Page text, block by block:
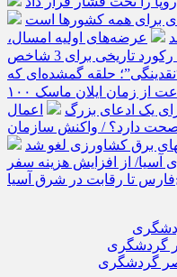
برای همه کشورها است
عرضه‌های اولیه امسال،
ثبت بالاترین رکورد تاریخی برای 3 شاخص
حلقه گمشده‌ای که
یک ساعت از زمان ایلان ماسک ۱۰۰
یک ادعای بزرگ
اعمال
صحت دارد؟ / واکنش سازمان
برق کشاورزی لغو شد
آسیا/ از افزایش هزینه سفر
تا رقابت در شرق آسیا
گردشگری
گردشگری